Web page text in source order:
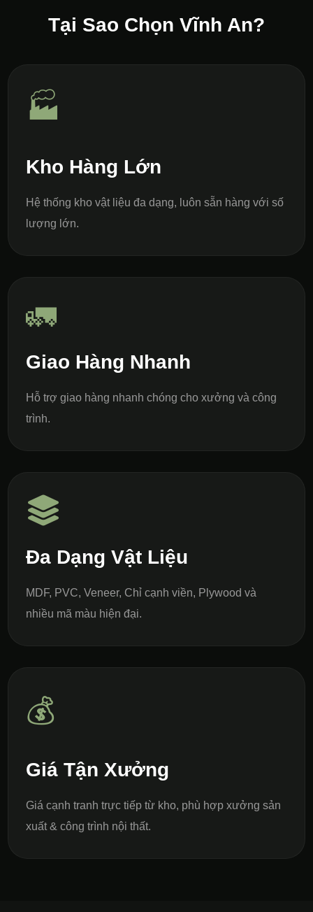
Tại Sao Chọn Vĩnh An?
🏭
Kho Hàng Lớn
Hệ thống kho vật liệu đa dạng, luôn sẵn hàng với số
lượng lớn.
🚛
Giao Hàng Nhanh
Hỗ trợ giao hàng nhanh chóng cho xưởng và công
trình.
Đa Dạng Vật Liệu
MDF, PVC, Veneer, Chỉ cạnh viền, Plywood và
nhiều mã màu hiện đại.
💰
Giá Tận Xưởng
Giá cạnh tranh trực tiếp từ kho, phù hợp xưởng sản
xuất & công trình nội thất.